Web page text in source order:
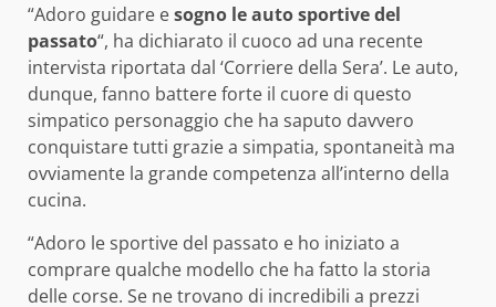
“Adoro guidare esogno le auto sportive del
passato“, ha dichiarato il cuoco ad una recente
intervista riportata dal ‘Corriere della Sera’. Le auto,
dunque, fanno battere forte il cuore di questo
simpatico personaggio che ha saputo davvero
conquistare tutti grazie a simpatia, spontaneità ma
ovviamente la grande competenza all’interno della
cucina.
“Adoro le sportive del passato e ho iniziato a
comprare qualche modello che ha fatto la storia
delle corse. Se ne trovano di incredibili a prezzi